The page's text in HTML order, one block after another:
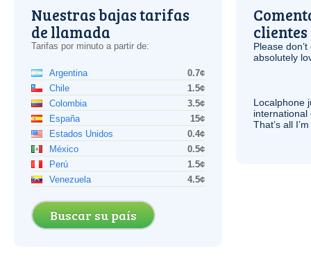
Nuestras bajas tarifas
de llamada
Tarifas por minuto a partir de:
Argentina
0.7¢
Chile
1.5¢
Colombia
3.5¢
España
15¢
Estados Unidos
0.4¢
México
0.5¢
Perú
1.5¢
Venezuela
4.5¢
Buscar su país
clientes
Please
absolutely
Localphone
international
That’s all